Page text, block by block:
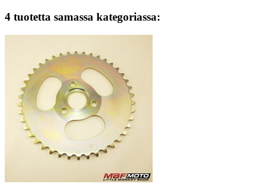
4 tuotetta samassa kategoriassa: